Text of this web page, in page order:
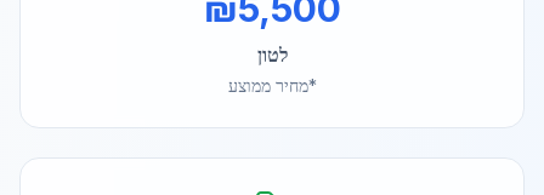
לטון
*מחיר ממוצע